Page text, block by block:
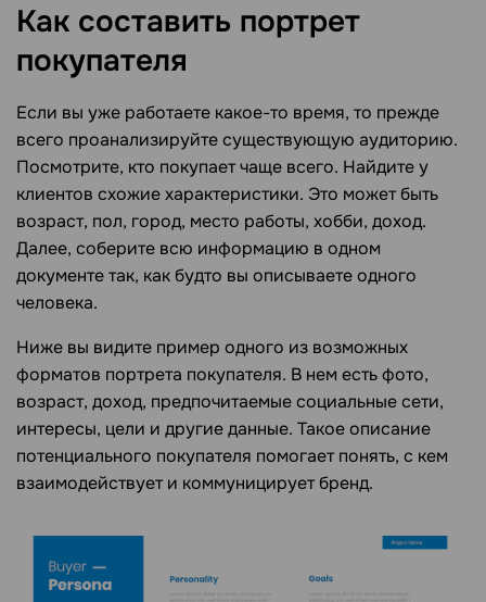
Как составить портрет
покупателя
Если вы уже работаете какое-то время, то прежде
всего проанализируйте существующую аудиторию.
Посмотрите, кто покупает чаще всего. Найдите у
клиентов схожие характеристики. Это может быть
возраст, пол, город, место работы, хобби, доход.
Далее, соберите всю информацию в одном
документе так, как будто вы описываете одного
человека.
Ниже вы видите пример одного из возможных
форматов портрета покупателя. В нем есть фото,
возраст, доход, предпочитаемые социальные сети,
интересы, цели и другие данные. Такое описание
потенциального покупателя помогает понять, с кем
взаимодействует и коммуницирует бренд.